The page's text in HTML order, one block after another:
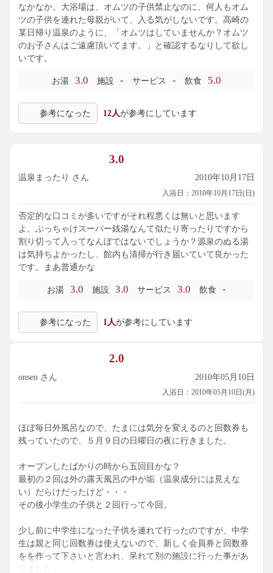
なかなか。大浴場は、オムツの子供禁止なのに、何人もオム
ツの子供を連れた母親がいて、入る気がしないです。高崎の
某日帰り温泉のように、「オムツはしていませんか？オムツ
のお子さんはご遠慮頂いてます。」と確認するなりして欲し
いです。
お湯 3.0 施設 - サービス - 飲食 5.0
参考になった 12人が参考にしています
3.0
温泉まったり さん 2010年10月17日
入浴日：2010年10月17日(日)
否定的な口コミが多いですがそれ程悪くは無いと思います
よ。ぶっちゃけスーパー銭湯なんて似たり寄ったりですから
割り切って入ってなんぼではないでしょうか？源泉のぬる湯
は気持ちよかったし、館内も清掃が行き届いていて良かった
です。まあ普通かな
お湯 3.0 施設 3.0 サービス 3.0 飲食 -
参考になった 1人が参考にしています
2.0
onsen さん 2010年05月10日
入浴日：2010年05月10日(月)
ほぼ毎日外風呂なので、たまには気分を変えるのと回数券も
残っていたので、５月９日の日曜日の夜に行きました。
オープンしたばかりの時から五回目かな？
最初の２回は外の露天風呂の中が垢（温泉成分には見えな
い）だらけだったけど・・・
その後小学生の子供と２回行って今回。
少し前に中学生になった子供を連れて行ったのですが、中学
生は親と同じ回数券は使えないので、新しく会員券と回数券
をを作って下さいと言われ、呆れて別の施設に行った事があ
りました。